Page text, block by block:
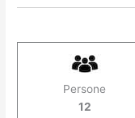
Persone
12